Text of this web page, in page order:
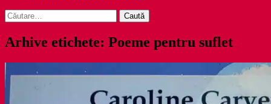
Caută
după:
Arhive etichete: Poeme pentru suflet